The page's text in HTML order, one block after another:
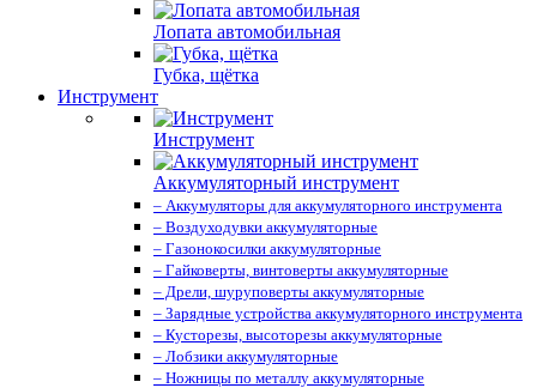
Лопата автомобильная
Губка, щётка
Инструмент
Инструмент
Аккумуляторный инструмент
– Аккумуляторы для аккумуляторного инструмента
– Воздуходувки аккумуляторные
– Газонокосилки аккумуляторные
– Гайковерты, винтоверты аккумуляторные
– Дрели, шуруповерты аккумуляторные
– Зарядные устройства аккумуляторного инструмента
– Кусторезы, высоторезы аккумуляторные
– Лобзики аккумуляторные
– Ножницы по металлу аккумуляторные